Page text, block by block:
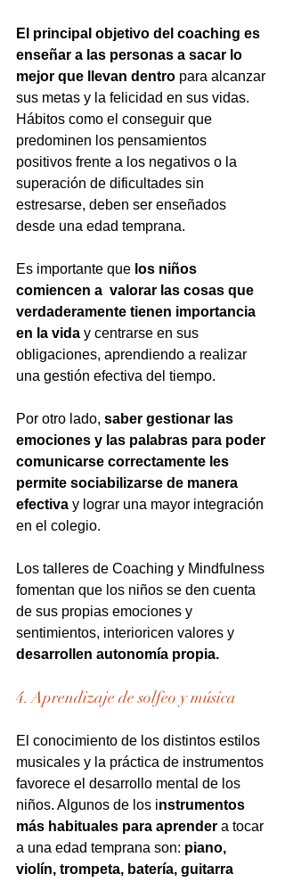
El principal objetivo del coaching es
enseñar a las personas a sacar lo
mejor que llevan dentro para alcanzar
sus metas y la felicidad en sus vidas.
Hábitos como el conseguir que
predominen los pensamientos
positivos frente a los negativos o la
superación de dificultades sin
estresarse, deben ser enseñados
desde una edad temprana.
Es importante que los niños
comiencen a  valorar las cosas que
verdaderamente tienen importancia
en la vida y centrarse en sus
obligaciones, aprendiendo a realizar
una gestión efectiva del tiempo.
Por otro lado, saber gestionar las
emociones y las palabras para poder
comunicarse correctamente les
permite sociabilizarse de manera
efectiva y lograr una mayor integración
en el colegio.
Los talleres de Coaching y Mindfulness
fomentan que los niños se den cuenta
de sus propias emociones y
sentimientos, interioricen valores y
desarrollen autonomía propia.
4. Aprendizaje de solfeo y música
El conocimiento de los distintos estilos
musicales y la práctica de instrumentos
favorece el desarrollo mental de los
niños. Algunos de los instrumentos
más habituales para aprender a tocar
a una edad temprana son: piano,
violín, trompeta, batería, guitarra